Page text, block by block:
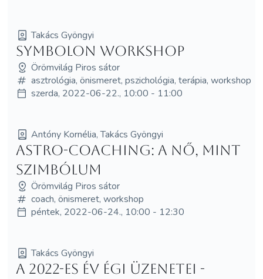
Takács Gyöngyi
Symbolon workshop
Örömvilág Piros sátor
asztrológia, önismeret, pszichológia, terápia, workshop
szerda, 2022-06-22., 10:00 - 11:00
Antóny Kornélia, Takács Gyöngyi
Astro-coaching: A nő, mint
szimbólum
Örömvilág Piros sátor
coach, önismeret, workshop
péntek, 2022-06-24., 10:00 - 12:30
Takács Gyöngyi
A 2022-es év égi üzenetei -